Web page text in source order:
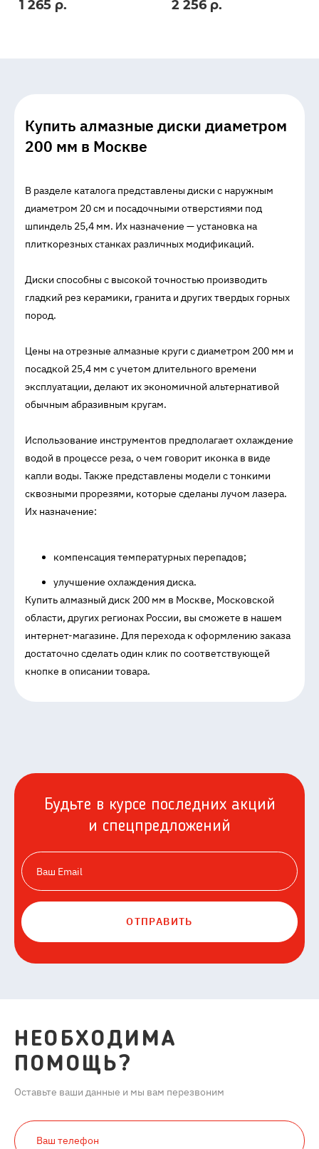
1 265 р. 2 256 р.
Купить алмазные диски диаметром
200 мм в Москве
В разделе каталога представлены диски с наружным
диаметром 20 см и посадочными отверстиями под
шпиндель 25,4 мм. Их назначение — установка на
плиткорезных станках различных модификаций.
Диски способны с высокой точностью производить
гладкий рез керамики, гранита и других твердых горных
пород.
Цены на отрезные алмазные круги с диаметром 200 мм и
посадкой 25,4 мм с учетом длительного времени
эксплуатации, делают их экономичной альтернативой
обычным абразивным кругам.
Использование инструментов предполагает охлаждение
водой в процессе реза, о чем говорит иконка в виде
капли воды. Также представлены модели с тонкими
сквозными прорезями, которые сделаны лучом лазера.
Их назначение:
компенсация температурных перепадов;
улучшение охлаждения диска.
Купить алмазный диск 200 мм в Москве, Московской
области, других регионах России, вы сможете в нашем
интернет-магазине. Для перехода к оформлению заказа
достаточно сделать один клик по соответствующей
кнопке в описании товара.
Будьте в курсе последних акций
и спецпредложений
ОТПРАВИТЬ
НЕОБХОДИМА
ПОМОЩЬ?
Оставьте ваши данные и мы вам перезвоним